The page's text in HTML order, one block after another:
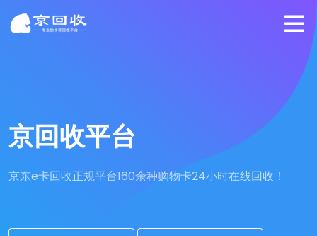
京回收平台
京东e卡回收正规平台160余种购物卡24小时在线回收！